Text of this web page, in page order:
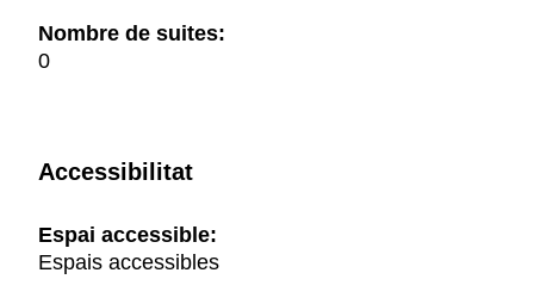
Nombre de suites:
0
Accessibilitat
Espai accessible:
Espais accessibles